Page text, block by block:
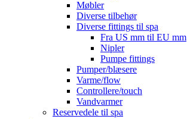
Møbler
Diverse tilbehør
Diverse fittings til spa
Fra US mm til EU mm
Nipler
Pumpe fittings
Pumper/blæsere
Varme/flow
Controllere/touch
Vandvarmer
Reservedele til spa